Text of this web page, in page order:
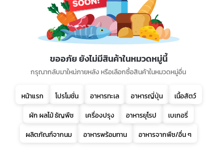
ขออภัย ยังไม่มีสินค้าในหมวดหมู่นี้
กรุณากลับมาใหม่ภายหลัง หรือเลือกซื้อสินค้าในหมวดหมู่อื่น
หน้าแรก โปรโมชั่น อาหารทะเล อาหารญี่ปุ่น
เนื้อสัตว์
ผัก ผลไม้ ธัญพืช
เครื่องปรุง อาหารยุโรป
เบเกอรี่
ผลิตภัณฑ์จากนม
อาหารพร้อมทาน อาหารจากพืช/อื่น ๆ